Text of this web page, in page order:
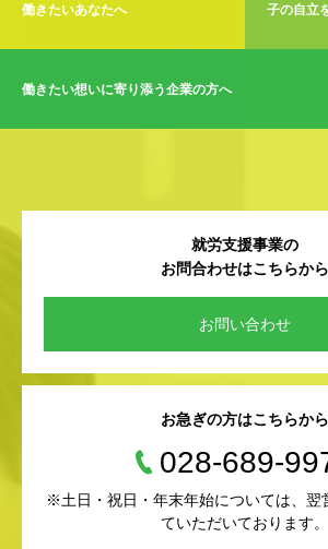
働きたいあなたへ 子の自立
働きたい想いに寄り添う企業の方へ
就労支援事業の
お問合わせはこちらから
お問い合わせ
お急ぎの方はこちらから
028-689-
※土日・祝日・年末年始については、翌
ていただいております。